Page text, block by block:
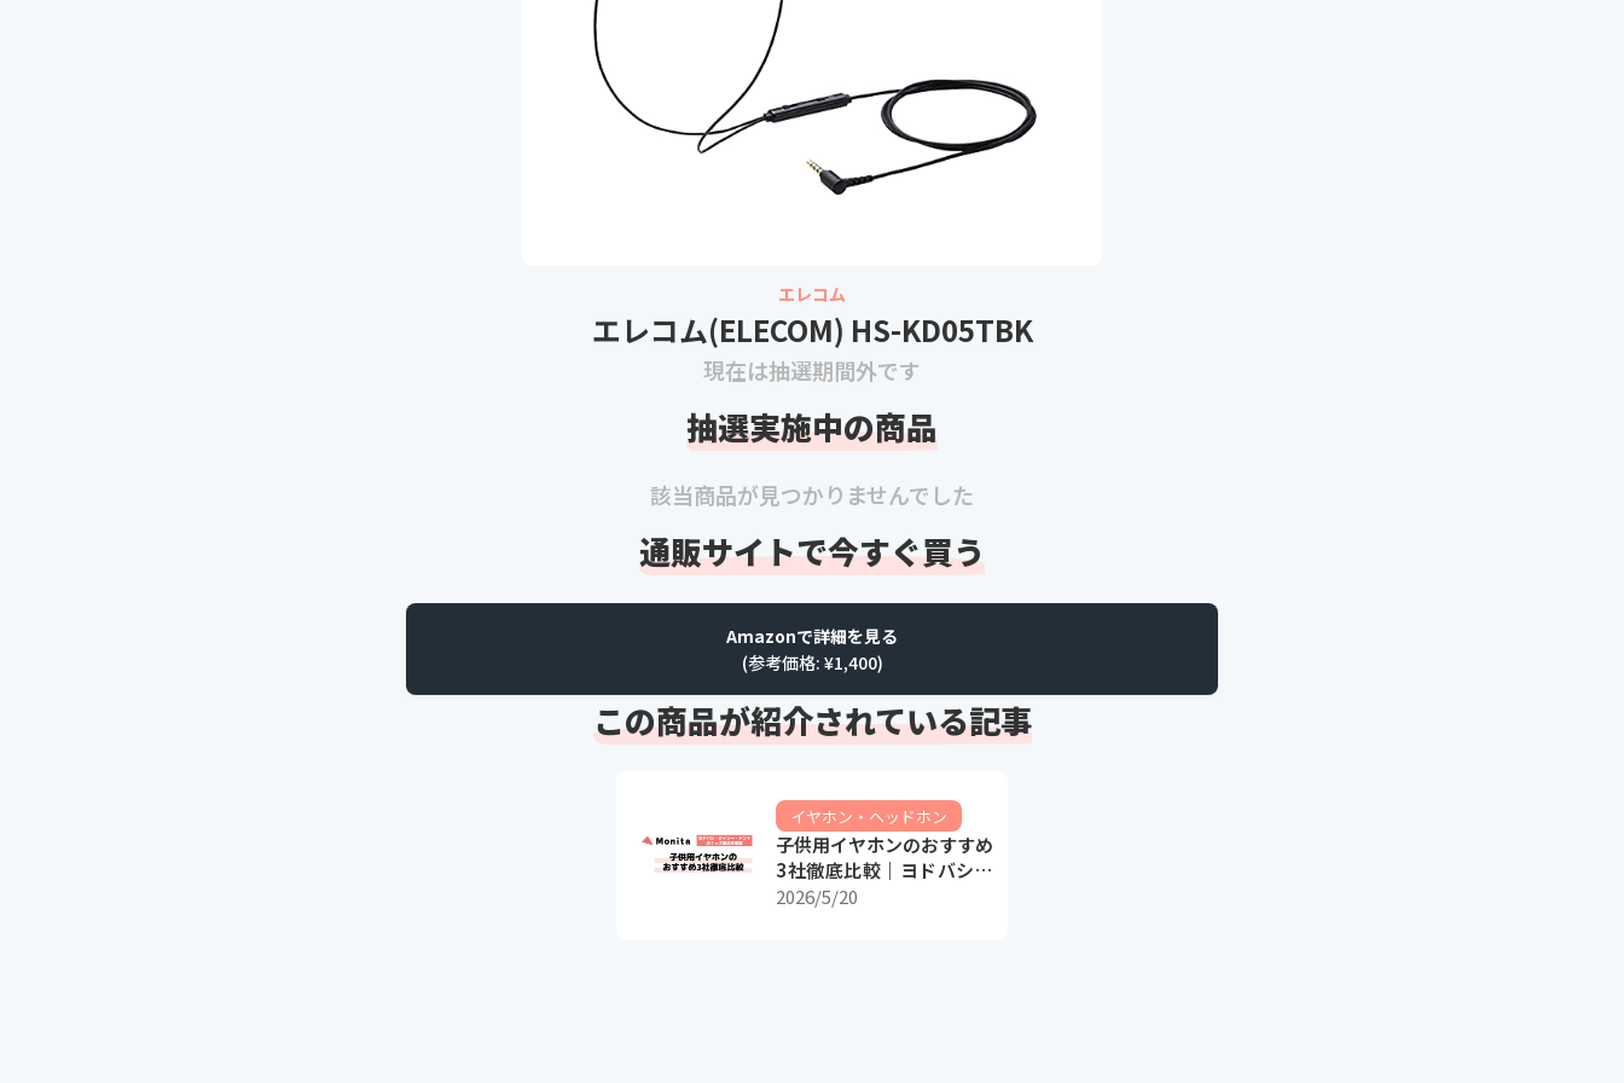
エレコム
エレコム(ELECOM) HS-KD05TBK
現在は抽選期間外です
抽選実施中の商品
該当商品が見つかりませんでした
通販サイトで今すぐ買う
Amazonで詳細を見る
(参考価格: ¥1,400)
この商品が紹介されている記事
イヤホン・ヘッドホン
子供用イヤホンのおすすめ
3社徹底比較｜ヨドバシ・
ダイソー・ドンキのキッズ
2026/5/20